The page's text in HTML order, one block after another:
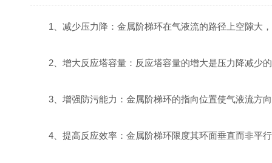
1、减少压力降：金属阶梯环在气液流的路径上空隙大
2、增大反应塔容量：反应塔容量的增大是压力降减少的
3、增强防污能力：金属阶梯环的指向位置使气液流方
4、提高反应效率：金属阶梯环限度其环面垂直而非平行